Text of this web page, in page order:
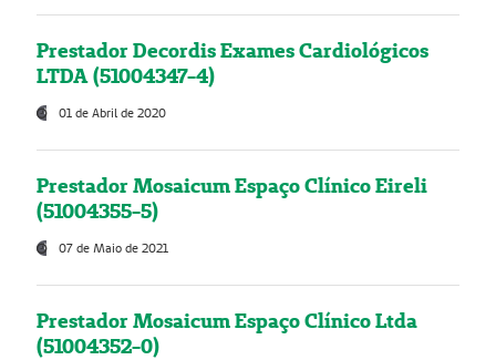
Prestador Decordis Exames Cardiológicos
LTDA (51004347-4)
01 de Abril de 2020
Prestador Mosaicum Espaço Clínico Eireli
(51004355-5)
07 de Maio de 2021
Prestador Mosaicum Espaço Clínico Ltda
(51004352-0)